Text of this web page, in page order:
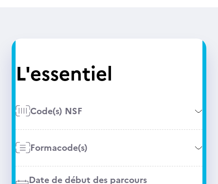
L'essentiel
Code(s) NSF
Formacode(s)
Date de début des parcours